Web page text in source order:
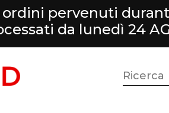
ordini pervenuti
da lunedì 24